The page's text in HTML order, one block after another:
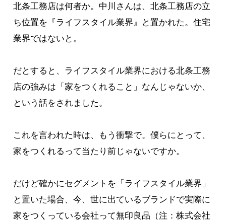
北条工務店は何者か。中川さんは、北条工務店の立
ち位置を『ライフスタイル業界』と置かれた。住宅
業界ではないと。
だとすると、ライフスタイル業界における北条工務
店の強みは「家をつくれること」なんじゃないか、
という話をされました。
これを言われた時は、もう衝撃で。僕らにとって、
家をつくれるって当たり前じゃないですか。
だけど確かにセグメントを「ライフスタイル業界」
と置いた場合、今、世に出ているブランドで実際に
家をつくっている会社って無印良品（注：株式会社